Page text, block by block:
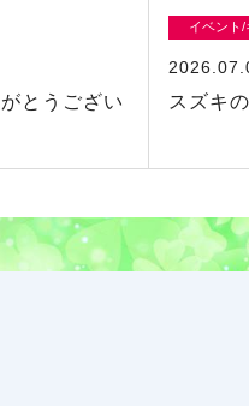
とうござい
イベント
スズキ